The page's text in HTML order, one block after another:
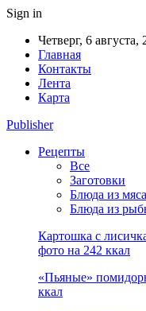
Sign in
Четверг, 6 августа,
Главная
Контакты
Лента
Карта
Publisher
Рецепты
Все
Заготовки
Блюда из мяса
Блюда из
Картошка с
фото на 242 ккал
«Пьяные»
ккал